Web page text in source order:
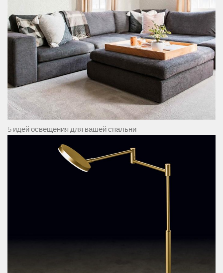
5 идей освещения для вашей спальни